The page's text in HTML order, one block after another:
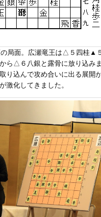
局面。広瀬竜王は△５四桂▲
ら△６八銀と露骨に放り込み
り込んで攻め合いに出る展開
激化してきました。